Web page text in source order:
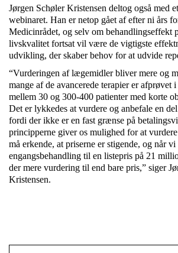
Jørgen Schøler Kristensen deltog også med
webinaret. Han er netop gået af efter ni års
Medicinrådet, og selv om behandlingseffekt
livskvalitet fortsat vil være de vigtigste
udvikling, der skaber behov for at udvide
“Vurderingen af lægemidler bliver mere og
mange af de avancerede terapier er afprøvet i
mellem 30 og 300-400 patienter med korte
Det er lykkedes at vurdere og anbefale en
fordi der ikke er en fast grænse på
principperne giver os mulighed for at
må erkende, at priserne er stigende, og når vi
engangsbehandling til en listepris på 21
der mere vurdering til end bare pris,” siger
Kristensen.